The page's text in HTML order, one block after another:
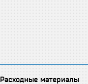
Расходные материалы